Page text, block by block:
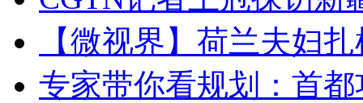
【微视界】荷兰夫妇
专家带你看规划：首